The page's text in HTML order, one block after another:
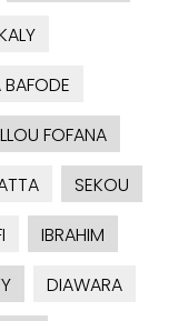
FOFANA
SEKOU
IBRAHIM
DIAWARA